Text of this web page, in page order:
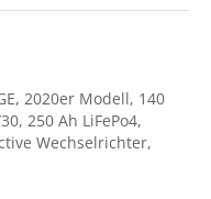
2020er Modell, 140
250 Ah LiFePo4,
Wechselrichter,